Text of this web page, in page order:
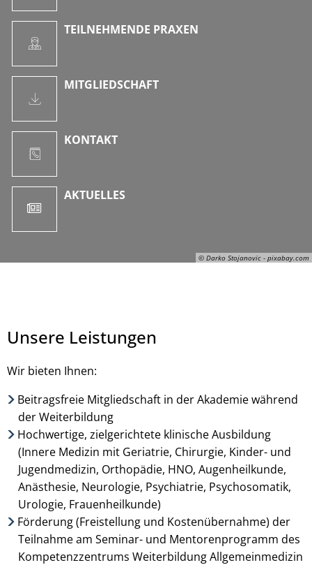
© Darko Stojanovic - pixabay.com
© Darko Stojanovic - pixabay.com
TEILNEHMENDE PRAXEN
MITGLIEDSCHAFT
KONTAKT
AKTUELLES
Unsere Leistungen
Wir bieten Ihnen:
Beitragsfreie Mitgliedschaft in der Akademie während
der Weiterbildung
Hochwertige, zielgerichtete klinische Ausbildung
(Innere Medizin mit Geriatrie, Chirurgie, Kinder- und
Jugendmedizin, Orthopädie, HNO, Augenheilkunde,
Anästhesie, Neurologie, Psychiatrie, Psychosomatik,
Urologie, Frauenheilkunde)
Förderung (Freistellung und Kostenübernahme) der
Teilnahme am Seminar- und Mentorenprogramm des
Kompetenzzentrums Weiterbildung Allgemeinmedizin